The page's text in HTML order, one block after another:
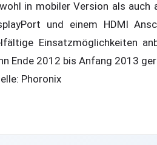
in mobiler Version als auch
und einem HDMI
Einsatzmöglichkeiten
Ende 2012 bis Anfang 2013
Phoronix